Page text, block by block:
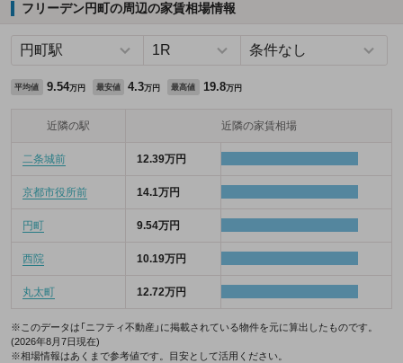
フリーデン円町の周辺の家賃相場情報
平均値 9.54万円 最安値 4.3万円 最高値 19.8万円
近隣の駅 近隣の家賃相場
二条城前 12.39万円
京都市役所前 14.1万円
円町 9.54万円
西院 10.19万円
丸太町 12.72万円
※このデータは「ニフティ不動産」に掲載されている物件を元に算出したものです。
(2026年8月7日現在)
※相場情報はあくまで参考値です。目安として活用ください。